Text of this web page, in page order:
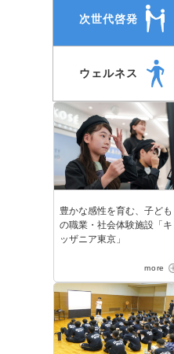
次世代啓発
ウェルネス
豊かな感性を育む、子ども
の職業・社会体験施設「キ
ッザニア東京」
more